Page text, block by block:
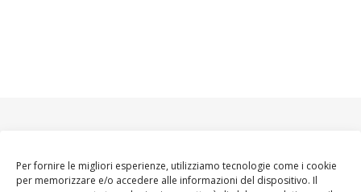
Per fornire le migliori esperienze, utilizziamo tecnologie come i cookie
per memorizzare e/o accedere alle informazioni del dispositivo. Il